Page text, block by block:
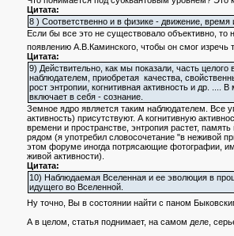
Цитата:
8 ) Соответственно и в физике - движение,
Если бы все это не существовало объективно, то
появлению А.В.Каминского, чтобы он смог
Цитата:
9) Действительно, как мы показали, часть
наблюдателем, приобретая качества,
рост энтропии, когнитивная активность и др. ....
включает в себя - сознание.
Земное ядро является таким наблюдателем. Все
активность) присутствуют. А когнитивную
времени и пространстве, энтропия растет,
рядом (я употребил словосочетание "в неживой
этом форуме иногда потрясающие фотографии,
живой активности).
Цитата:
10) Наблюдаемая Вселенная и ее эволюция в
идущего во Вселенной.
Ну точно, Вы в состоянии найти с паном
А в целом, статья поднимает, на самом деле,